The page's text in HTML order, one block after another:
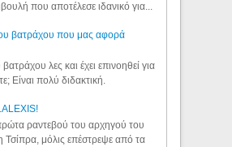
που αποτέλεσε ιδανικό για...
βατράχου που μας αφορά
λες και έχει επινοηθεί για
Είναι πολύ διδακτική.
ραντεβού του αρχηγού του
Τσίπρα, μόλις επέστρεψε από τα